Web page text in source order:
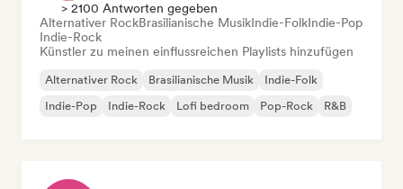
> 2100 Antworten gegeben
Alternativer RockBrasilianische MusikIndie-FolkIndie-Pop
Indie-Rock
Künstler zu meinen einflussreichen Playlists hinzufügen
Alternativer Rock Brasilianische Musik
Indie-Folk
Indie-Pop
Indie-Rock Lofi bedroom Pop-Rock R&B